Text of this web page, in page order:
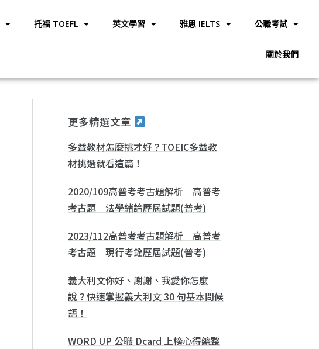
托福 TOEFL 英文學習 雅思 IELTS 公職考試
關於我們
更多精選文章
多益教材怎麼挑才好？TOEIC多益教
材挑選就看這篇！
2020/109高普考考古題解析｜高普考
考古題｜法學緒論歷屆試題(普考)
2023/112高普考考古題解析｜高普考
考古題｜現行考銓歷屆試題(普考)
義大利文你好、謝謝、我愛你怎麼
說？快速掌握義大利文 30 句基本問候
語！
WORD UP 公職 Dcard 上榜心得總整